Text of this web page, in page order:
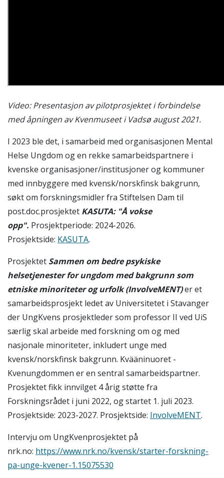
Video: Presentasjon av pilotprosjektet i forbindelse
med åpningen av Kvenmuseet i Vadsø august 2021.
I 2023 ble det, i samarbeid med organisasjonen Mental
Helse Ungdom og en rekke samarbeidspartnere i
kvenske organisasjoner/institusjoner og kommuner
med innbyggere med kvensk/norskfinsk bakgrunn,
søkt om forskningsmidler fra Stiftelsen Dam til
post.doc.prosjektet KASUTA: "Å vokse
opp". Prosjektperiode: 2024-2026.
Prosjektside: KASUTA.
Prosjektet Sammen om bedre psykiske
helsetjenester for ungdom med bakgrunn som
etniske minoriteter og urfolk (InvolveMENT)er et
samarbeidsprosjekt ledet av Universitetet i Stavanger
der UngKvens prosjektleder som professor II ved UiS
særlig skal arbeide med forskning om og med
nasjonale minoriteter, inkludert unge med
kvensk/norskfinsk bakgrunn. Kvääninuoret -
Kvenungdommen er en sentral samarbeidspartner.
Prosjektet fikk innvilget 4 årig støtte fra
Forskningsrådet i juni 2022, og startet 1. juli 2023.
Prosjektside: 2023-2027. Prosjektside: InvolveMENT.
Intervju om UngKvenprosjektet på
nrk.no: https://www.nrk.no/kvensk/starter-forskning-
pa-unge-kvener-1.15075530